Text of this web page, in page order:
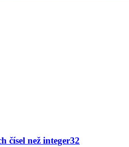
čísel než integer32